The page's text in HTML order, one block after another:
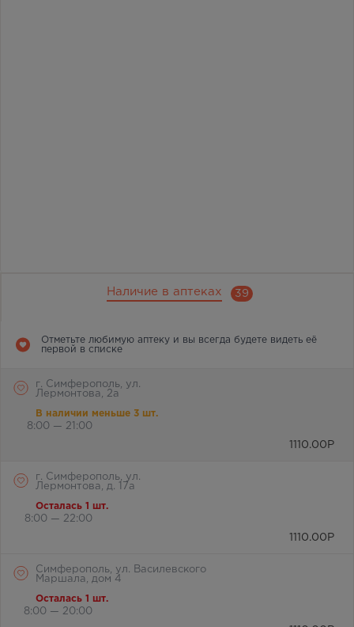
Наличие в аптеках 39
Отметьте любимую аптеку и вы всегда будете видеть её
первой в списке
г. Симферополь, ул.
Лермонтова, 2а
В наличии меньше 3 шт.
8:00 — 21:00
1110.00 Р
г. Симферополь, ул.
Лермонтова, д. 17а
Осталась 1 шт.
8:00 — 22:00
1110.00 Р
Симферополь, ул. Василевского
Маршала, дом 4
Осталась 1 шт.
8:00 — 20:00